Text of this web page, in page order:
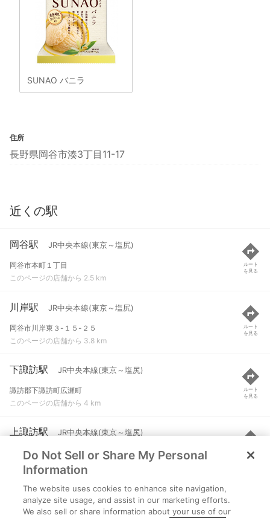
SUNAO バニラ
住所
長野県岡谷市湊3丁目11-17
近くの駅
岡谷駅 JR中央本線(東京～塩尻)
岡谷市本町１丁目
このページの店舗から 2.5 km
ルート
を見る
川岸駅 JR中央本線(東京～塩尻)
岡谷市川岸東３-１５-２５
このページの店舗から 3.8 km
ルート
を見る
下諏訪駅 JR中央本線(東京～塩尻)
諏訪郡下諏訪町広瀬町
このページの店舗から 4 km
ルート
を見る
上諏訪駅 JR中央本線(東京～塩尻)
諏訪市諏訪１丁目
このページの店舗から 4.8 km
ルート
を見る
小野駅 JR中央本線(東京～塩尻)
上伊那郡辰野町小野
Do Not Sell or Share My Personal
Information
The website uses cookies to enhance site navigation,
analyze site usage, and assist in our marketing efforts.
We also sell or share information about your use of our